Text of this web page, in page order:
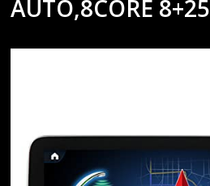
AUTO,8CORE